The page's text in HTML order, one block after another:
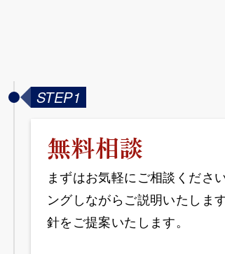
STEP1
無料相談
まずはお気軽にご相談くださ
ングしながらご説明いたしま
針をご提案いたします。